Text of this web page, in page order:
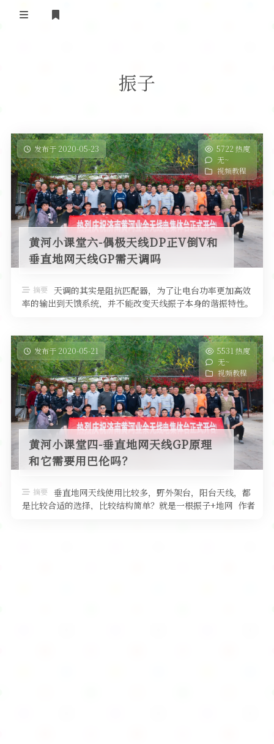
关于黄河
黄河使命
黄河新闻
政策法规
活动竞赛
行业新闻
无线电资料
BA4II
图文教程
视频资料
HAM技巧
软件
器材专区
车载类别
摩托车
编号申请
黄河直播
编号查询
振子
发布于 2020-05-23
5722 热度
无~
视频教程
黄河小课堂六-偶极天线DP正V倒V和
垂直地网天线GP需天调吗
摘要 天调的其实是阻抗匹配器，为了让电台功率更加高效
率的输出到天馈系统，并不能改变天线振子本身的谐振特性。
发布于 2020-05-21
5531 热度
无~
视频教程
黄河小课堂四-垂直地网天线GP原理
和它需要用巴伦吗？
摘要 垂直地网天线使用比较多，野外架台，阳台天线，都
是比较合适的选择，比较结构简单？就是一根振子+地网 作者